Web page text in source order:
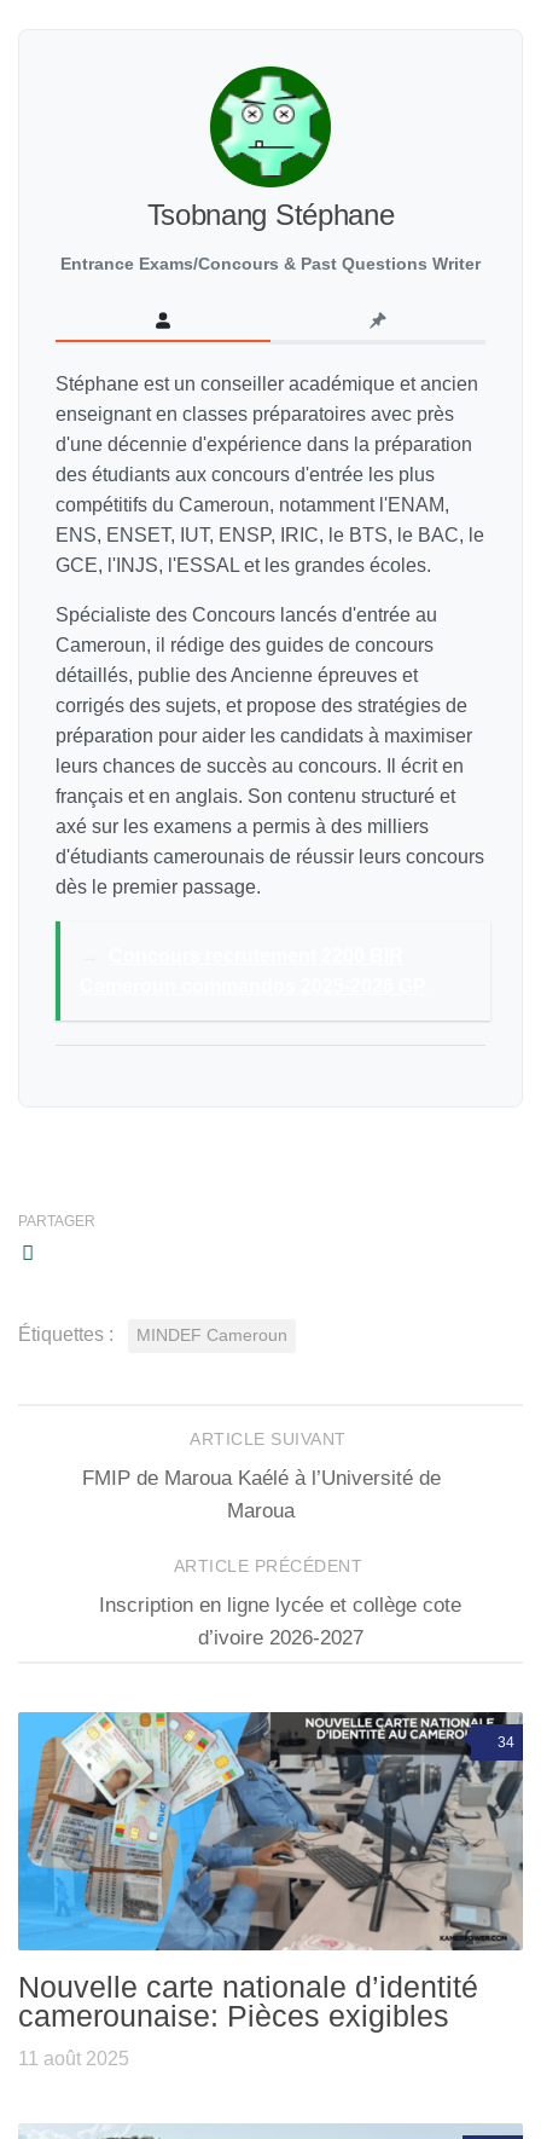
Tsobnang Stéphane
Entrance Exams/Concours & Past Questions Writer
Stéphane est un conseiller académique et ancien
enseignant en classes préparatoires avec près
d'une décennie d'expérience dans la préparation
des étudiants aux concours d'entrée les plus
compétitifs du Cameroun, notamment l'ENAM,
ENS, ENSET, IUT, ENSP, IRIC, le BTS, le BAC, le
GCE, l'INJS, l'ESSAL et les grandes écoles.
Spécialiste des Concours lancés d'entrée au
Cameroun, il rédige des guides de concours
détaillés, publie des Ancienne épreuves et
corrigés des sujets, et propose des stratégies de
préparation pour aider les candidats à maximiser
leurs chances de succès au concours. Il écrit en
français et en anglais. Son contenu structuré et
axé sur les examens a permis à des milliers
d'étudiants camerounais de réussir leurs concours
dès le premier passage.
PARTAGER
Étiquettes : MINDEF Cameroun
ARTICLE SUIVANT
FMIP de Maroua Kaélé à l’Université de
Maroua
ARTICLE PRÉCÉDENT
Inscription en ligne lycée et collège cote
d’ivoire 2026-2027
34
Nouvelle carte nationale d’identité
camerounaise: Pièces exigibles
11 août 2025